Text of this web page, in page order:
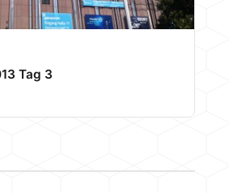
Tag 3